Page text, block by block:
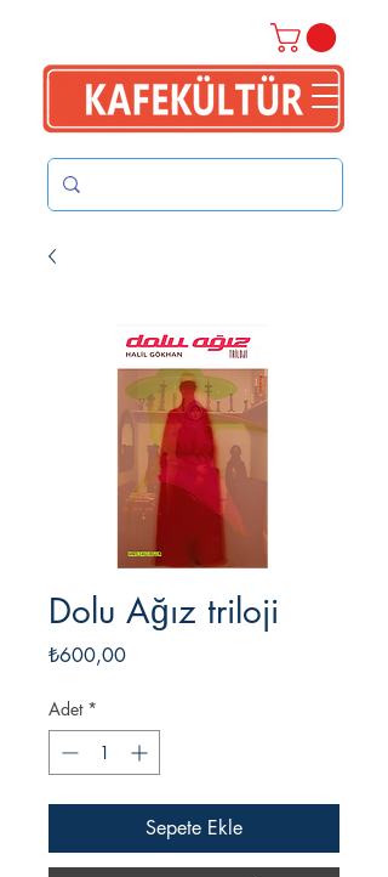
Dolu Ağız triloji
₺600,00Fiyat
Adet *
Sepete Ekle